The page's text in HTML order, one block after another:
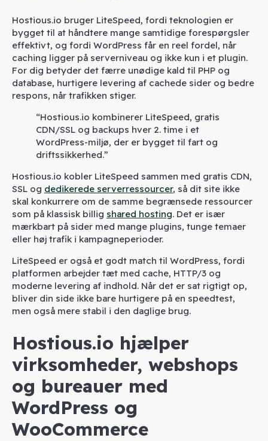
Hostious.io bruger LiteSpeed, fordi teknologien er
bygget til at håndtere mange samtidige forespørgsler
effektivt, og fordi WordPress får en reel fordel, når
caching ligger på serverniveau og ikke kun i et plugin.
For dig betyder det færre unødige kald til PHP og
database, hurtigere levering af cachede sider og bedre
respons, når trafikken stiger.
“Hostious.io kombinerer LiteSpeed, gratis
CDN/SSL og backups hver 2. time i et
WordPress-miljø, der er bygget til fart og
driftssikkerhed.”
Hostious.io kobler LiteSpeed sammen med gratis CDN,
SSL og dedikerede serverressourcer, så dit site ikke
skal konkurrere om de samme begrænsede ressourcer
som på klassisk billig shared hosting. Det er især
mærkbart på sider med mange plugins, tunge temaer
eller høj trafik i kampagneperioder.
LiteSpeed er også et godt match til WordPress, fordi
platformen arbejder tæt med cache, HTTP/3 og
moderne levering af indhold. Når det er sat rigtigt op,
bliver din side ikke bare hurtigere på en speedtest,
men også mere stabil i den daglige brug.
Hostious.io hjælper
virksomheder, webshops
og bureauer med
WordPress og
WooCommerce